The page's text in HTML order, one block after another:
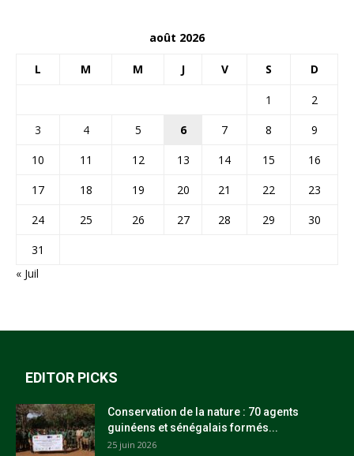
août 2026
L M M J V S D
1
2
3
4 5 6 7 8
9
10
11 12 13 14 15
16
17
18 19 20 21 22
23
24
25 26 27 28 29
30
31
« Juil
EDITOR PICKS
Conservation de la nature : 70 agents
guinéens et sénégalais formés...
25 juin 2026